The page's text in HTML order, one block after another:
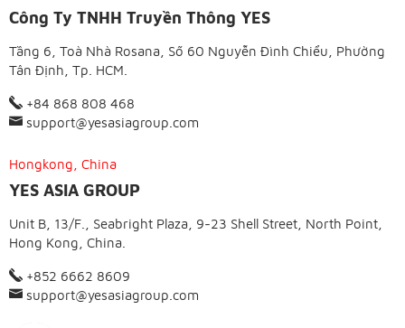
Công Ty TNHH Truyền Thông YES
Tầng 6, Toà Nhà Rosana, Số 60 Nguyễn Đình Chiểu, Phường
Tân Định, Tp. HCM.
+84 868 808 468
support@yesasiagroup.com
Hongkong, China
YES ASIA GROUP
Unit B, 13/F., Seabright Plaza, 9-23 Shell Street, North Point,
Hong Kong, China.
+852 6662 8609
support@yesasiagroup.com